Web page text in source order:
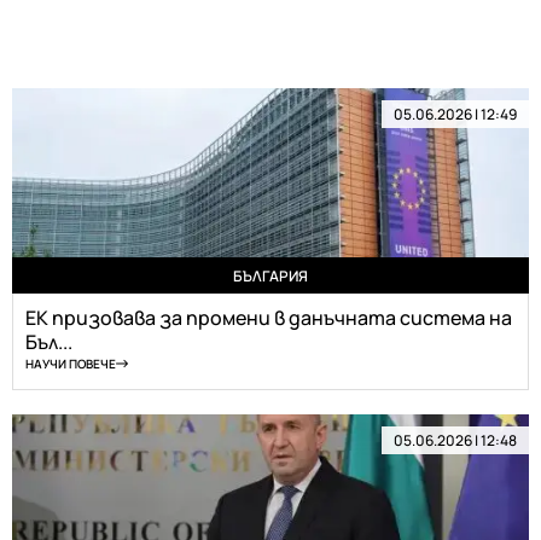
05.06.2026 | 12:49
БЪЛГАРИЯ
ЕК призовава за промени в данъчната система на
Бъл...
НАУЧИ ПОВЕЧЕ
05.06.2026 | 12:48